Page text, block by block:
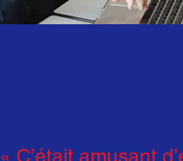
« C’était amusant